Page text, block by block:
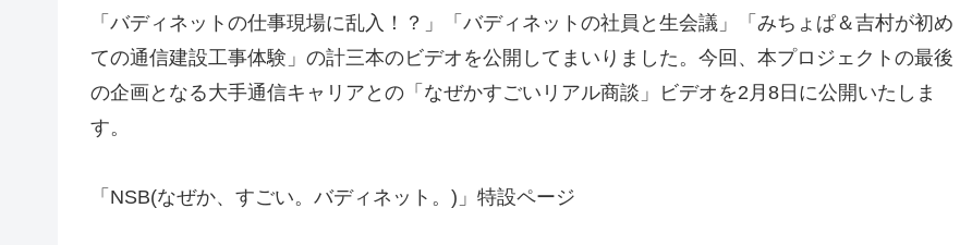
「バディネットの仕事現場に乱入！？」「バディネットの社員と生会議」「みちょぱ＆吉村が初め
ての通信建設工事体験」の計三本のビデオを公開してまいりました。今回、本プロジェクトの最後
の企画となる大手通信キャリアとの「なぜかすごいリアル商談」ビデオを2月8日に公開いたしま
す。
「NSB(なぜか、すごい。バディネット。)」特設ページ